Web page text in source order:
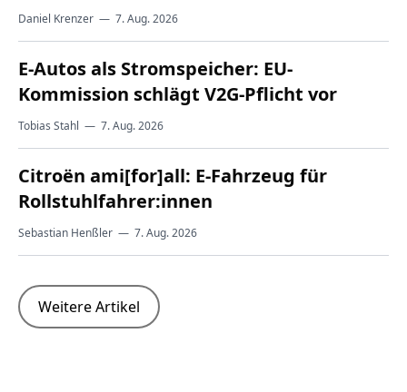
Daniel Krenzer — 7. Aug. 2026
E-Autos als Stromspeicher: EU-
Kommission schlägt V2G-Pflicht vor
Tobias Stahl — 7. Aug. 2026
Citroën ami[for]all: E-Fahrzeug für
Rollstuhlfahrer:innen
Sebastian Henßler — 7. Aug. 2026
Weitere Artikel